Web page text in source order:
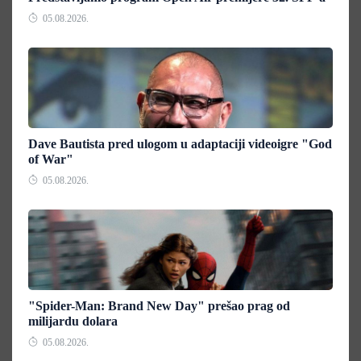
05.08.2026.
Dave Bautista pred ulogom u adaptaciji videoigre "God
of War"
05.08.2026.
"Spider-Man: Brand New Day" prešao prag od
milijardu dolara
05.08.2026.